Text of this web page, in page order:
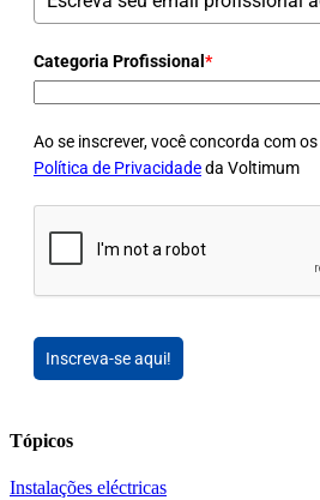
Categoria Profissional *
Ao se inscrever, você concorda com os
Política de Privacidadeda Voltimum
Inscreva-se aqui!
Tópicos
Instalações eléctricas